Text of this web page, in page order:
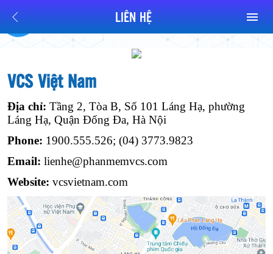
LIÊN HỆ
VCS Việt Nam
Địa chỉ: Tầng 2, Tòa B, Số 101 Láng Hạ, phường
Láng Hạ, Quận Đống Đa, Hà Nội
Phone: 1900.555.526; (04) 3773.9823
Email: lienhe@phanmemvcs.com
Website: vcsvietnam.com